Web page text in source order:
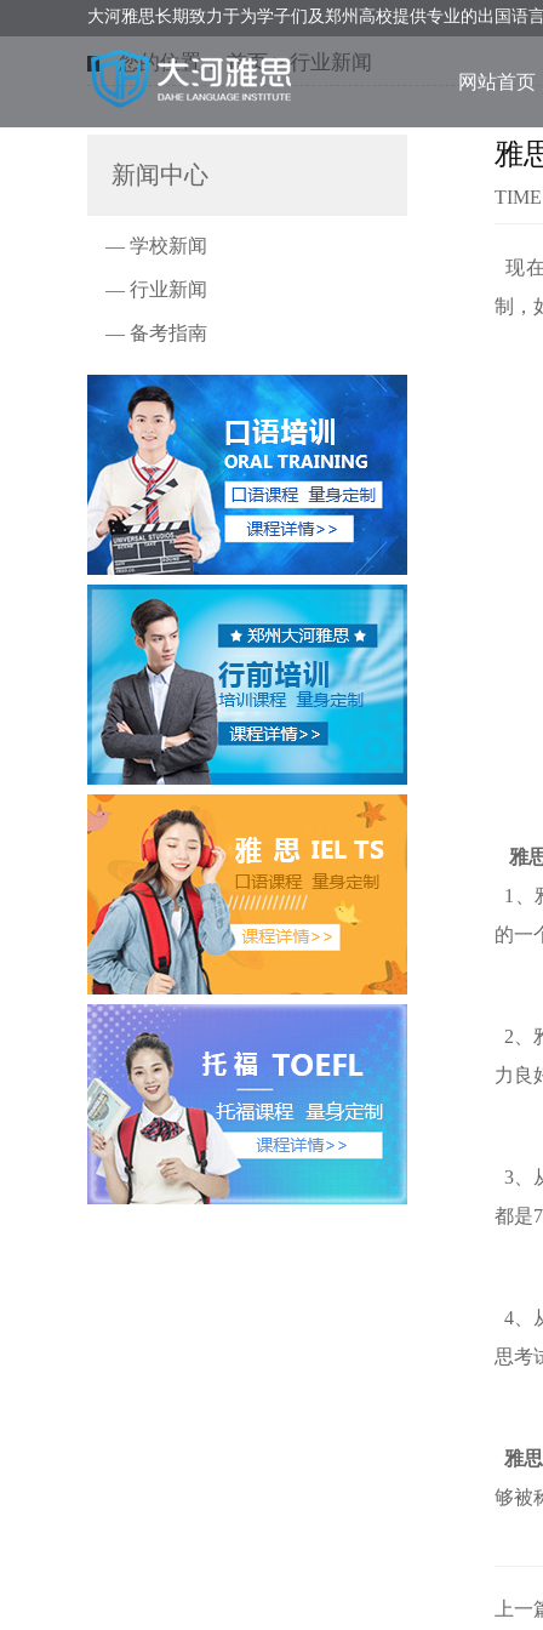
大河雅思长期致力于为学子们及郑州高校提供专业的出国语
网站首页
您的位置：首页>行业新闻
新闻中心
— 学校新闻
— 行业新闻
— 备考指南
雅
TIME
现
制，
雅
1、
的一
2、
力良
3、
都是
4、
思考
雅
够被
上一